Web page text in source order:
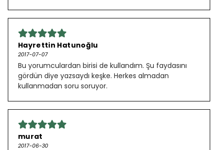
Hayrettin Hatunoğlu
2017-07-07
Bu yorumculardan birisi de kullandım. Şu faydasını
gördün diye yazsaydı keşke. Herkes almadan
kullanmadan soru soruyor.
murat
2017-06-30